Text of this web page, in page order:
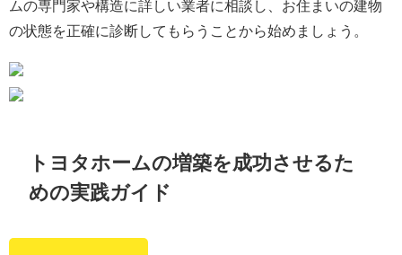
ムの専門家や構造に詳しい業者に相談し、お住まいの建物
の状態を正確に診断してもらうことから始めましょう。
トヨタホームの増築を成功させるた
めの実践ガイド